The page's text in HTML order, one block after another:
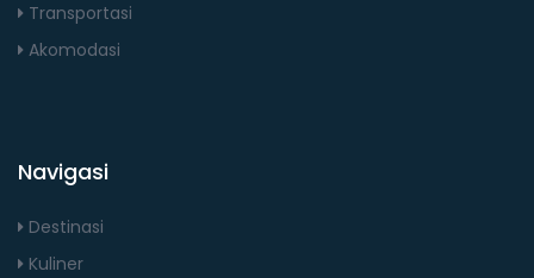
Transportasi
Akomodasi
Navigasi
Destinasi
Kuliner